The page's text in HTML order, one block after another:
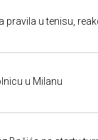
u tenisu,
u Milanu